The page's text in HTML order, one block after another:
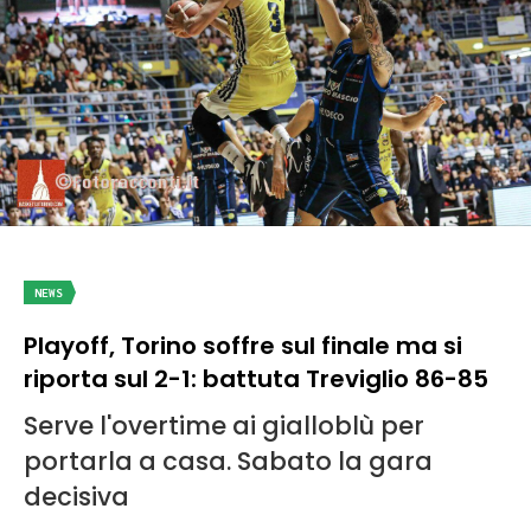
NEWS
Playoff, Torino soffre sul finale ma si
riporta sul 2-1: battuta Treviglio 86-85
Serve l'overtime ai gialloblù per
portarla a casa. Sabato la gara
decisiva